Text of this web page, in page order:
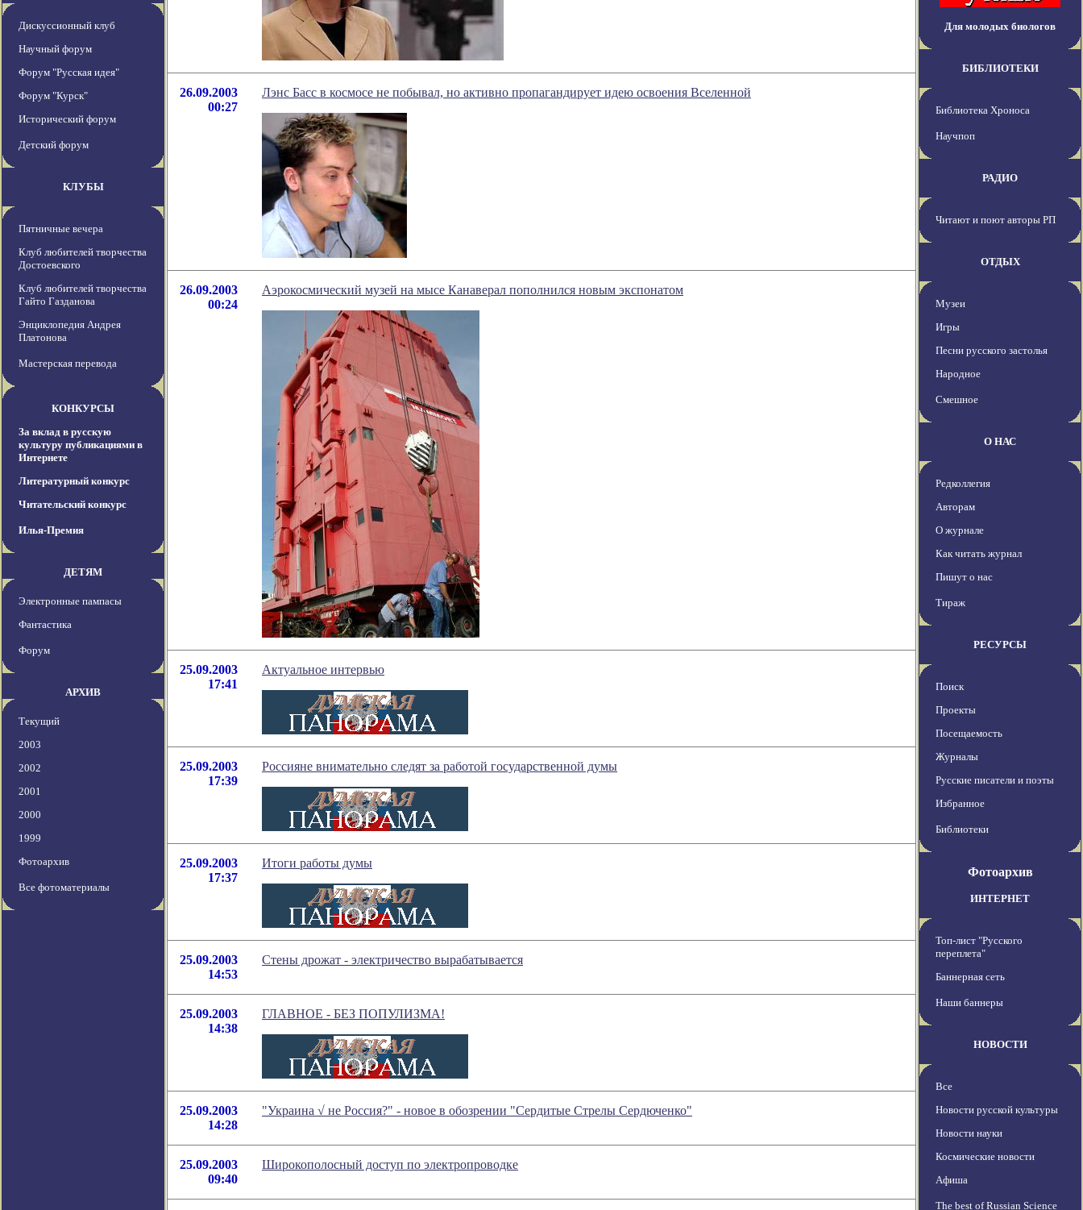
Дискуссионный клуб
Научный форум
Форум "Русская идея"
Форум "Курск"
Исторический форум
Детский форум
КЛУБЫ
Пятничные вечера
Клуб любителей творчества
Достоевского
Клуб любителей творчества
Гайто Газданова
Энциклопедия Андрея
Платонова
Мастерская перевода
КОНКУРСЫ
За вклад в русскую
культуру публикациями в
Интернете
Литературный конкурс
Читательский конкурс
Илья-Премия
ДЕТЯМ
Электронные пампасы
Фантастика
Форум
АРХИВ
Текущий
2003
2002
2001
2000
1999
Фотоархив
Все фотоматериалы
26.09.2003
00:27
Лэнс Басс в космосе не побывал, но активно пропагандирует идею освоения Вселенной
26.09.2003
00:24
Аэрокосмический музей на мысе Канаверал пополнился новым экспонатом
25.09.2003
17:41
Актуальное интервью
25.09.2003
17:39
Россияне внимательно следят за работой государственной думы
25.09.2003
17:37
Итоги работы думы
25.09.2003
14:53
Стены дрожат - электричество вырабатывается
25.09.2003
14:38
ГЛАВНОЕ - БЕЗ ПОПУЛИЗМА!
25.09.2003
14:28
"Украина √ не Россия?" - новое в обозрении "Сердитые Стрелы Сердюченко"
25.09.2003
09:40
Широкополосный доступ по электропроводке
Для молодых биологов
БИБЛИОТЕКИ
Библиотека Хроноса
Научпоп
РАДИО
Читают и поют авторы РП
ОТДЫХ
Музеи
Игры
Песни русского застолья
Народное
Смешное
О НАС
Редколлегия
Авторам
О журнале
Как читать журнал
Пишут о нас
Тираж
РЕСУРСЫ
Поиск
Проекты
Посещаемость
Журналы
Русские писатели и поэты
Избранное
Библиотеки
Фотоархив
ИНТЕРНЕТ
Топ-лист "Русского
переплета"
Баннерная сеть
Наши баннеры
НОВОСТИ
Все
Новости русской культуры
Новости науки
Космические новости
Афиша
The best of Russian Science